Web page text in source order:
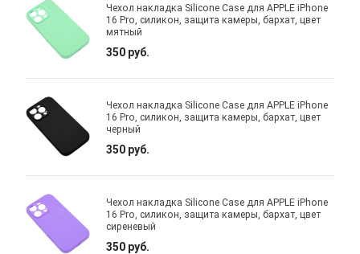
Чехол накладка Silicone Case для APPLE iPhone
16 Pro, силикон, защита камеры, бархат, цвет
мятный
350 руб.
Чехол накладка Silicone Case для APPLE iPhone
16 Pro, силикон, защита камеры, бархат, цвет
черный
350 руб.
Чехол накладка Silicone Case для APPLE iPhone
16 Pro, силикон, защита камеры, бархат, цвет
сиреневый
350 руб.